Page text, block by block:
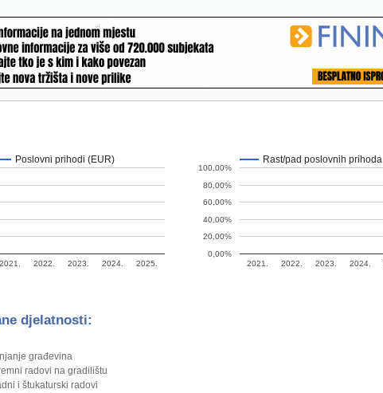
Poslovni prihodi (EUR)
2021. 2022. 2023. 2024. 2025.
Rast/pad poslovnih prihoda
2021. 2022. 2023. 2024.
0,00%
20,00%
40,00%
60,00%
80,00%
100,00%
djelatnosti:
građevina
radovi na gradilištu
i štukaturski radovi